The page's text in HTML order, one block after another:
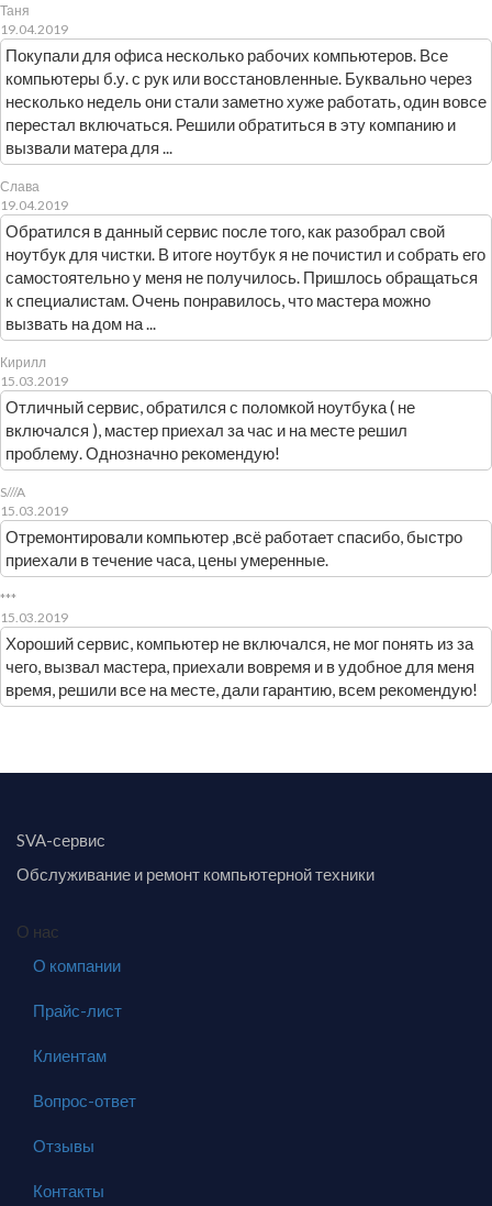
Таня
19.04.2019
Покупали для офиса несколько рабочих компьютеров. Все
компьютеры б.у. с рук или восстановленные. Буквально через
несколько недель они стали заметно хуже работать, один вовсе
перестал включаться. Решили обратиться в эту компанию и
вызвали матера для ...
Слава
19.04.2019
Обратился в данный сервис после того, как разобрал свой
ноутбук для чистки. В итоге ноутбук я не почистил и собрать его
самостоятельно у меня не получилось. Пришлось обращаться
к специалистам. Очень понравилось, что мастера можно
вызвать на дом на ...
Кирилл
15.03.2019
Отличный сервис, обратился с поломкой ноутбука ( не
включался ), мастер приехал за час и на месте решил
проблему. Однозначно рекомендую!
S///A
15.03.2019
Отремонтировали компьютер ,всё работает спасибо, быстро
приехали в течение часа, цены умеренные.
***
15.03.2019
Хороший сервис, компьютер не включался, не мог понять из за
чего, вызвал мастера, приехали вовремя и в удобное для меня
время, решили все на месте, дали гарантию, всем рекомендую!
SVA-сервис
Обслуживание и ремонт компьютерной техники
О нас
О компании
Прайс-лист
Клиентам
Вопрос-ответ
Отзывы
Контакты